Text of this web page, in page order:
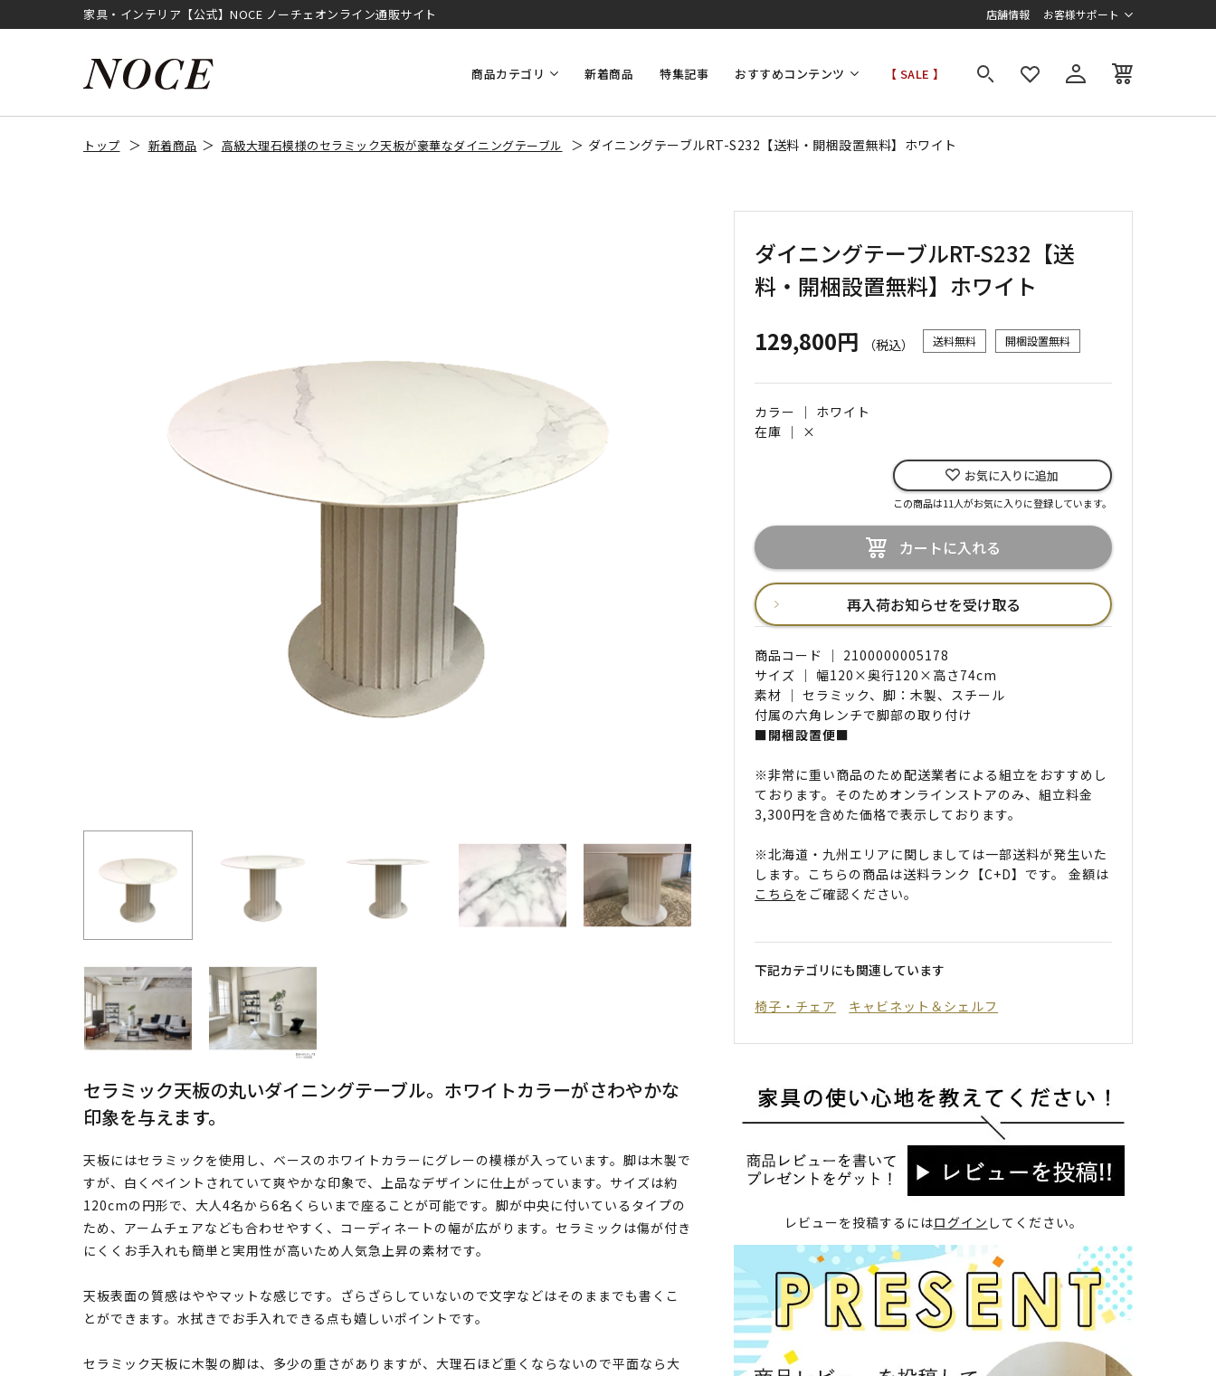
家具・インテリア【公式】NOCE ノーチェオンライン通販サイト 店舗情報 お客様サポート
商品カテゴリ 新着商品 特集記事 おすすめコンテンツ 【 SALE 】
トップ 新着商品 高級大理石模様のセラミック天板が豪華なダイニングテーブル ダイニングテーブルRT-S232【送料・開梱設置無料】ホワイト
セラミック天板の丸いダイニングテーブル。ホワイトカラーがさわやかな
印象を与えます。
天板にはセラミックを使用し、ベースのホワイトカラーにグレーの模様が入っています。脚は木製で
すが、白くペイントされていて爽やかな印象で、上品なデザインに仕上がっています。サイズは約
120cmの円形で、大人4名から6名くらいまで座ることが可能です。脚が中央に付いているタイプの
ため、アームチェアなども合わせやすく、コーディネートの幅が広がります。セラミックは傷が付き
にくくお手入れも簡単と実用性が高いため人気急上昇の素材です。
天板表面の質感はややマットな感じです。ざらざらしていないので文字などはそのままでも書くこ
とができます。水拭きでお手入れできる点も嬉しいポイントです。
セラミック天板に木製の脚は、多少の重さがありますが、大理石ほど重くならないので平面なら大
ダイニングテーブルRT-S232【送
料・開梱設置無料】ホワイト
129,800円
（税込） 送料無料 開梱設置無料
カラー ｜ ホワイト
在庫 ｜ ×
お気に入りに追加
この商品は11人がお気に入りに登録しています。
カートに入れる
再入荷お知らせを受け取る
商品コード ｜ 2100000005178
サイズ ｜ 幅120×奥行120×高さ74cm
素材 ｜ セラミック、脚：木製、スチール
付属の六角レンチで脚部の取り付け
■開梱設置便■
※非常に重い商品のため配送業者による組立をおすすめし
ております。そのためオンラインストアのみ、組立料金
3,300円を含めた価格で表示しております。
※北海道・九州エリアに関しましては一部送料が発生いた
します。こちらの商品は送料ランク【C+D】です。 金額は
こちら をご確認ください。
下記カテゴリにも関連しています
椅子・チェア
キャビネット＆シェルフ
レビューを投稿するにはログイン してください。